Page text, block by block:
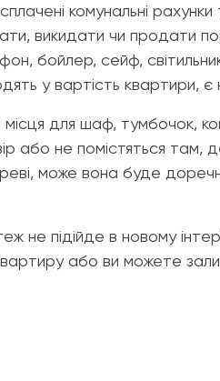
комунальні
викидати чи продати
бойлер, сейф,
у вартість квартири,
місця для шаф, тумбочок,
не помістяться там,
може вона буде
не підійде в новому
або ви можете